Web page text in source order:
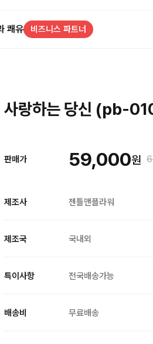
쾌유 비즈니스 파트너
사랑하는 당신 (pb-
판매가 59,000원
제조사 젠틀맨플라워
제조국 국내외
특이사항 전국배송가능
배송비 무료배송